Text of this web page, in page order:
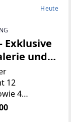
Heute
Exklusive
und
12
4
zum
überwiegend